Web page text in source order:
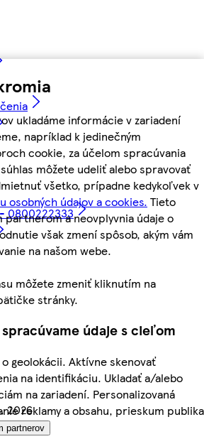
ukladáme informácie v zariadení
napríklad k jedinečným
cookie, za účelom spracúvania
môžete udeliť alebo spravovať
všetko, prípadne kedykoľvek v
osobných údajov a cookies. Tieto
partnerom a neovplyvnia údaje o
však zmení spôsob, akým vám
na našom webe.
môžete zmeniť kliknutím na
stránky.
údaje s cieľom
geolokácii. Aktívne skenovať
na identifikáciu. Ukladať a/alebo
na zariadení. Personalizovaná
reklamy a obsahu, prieskum publika
partnerov
0800222333
2026